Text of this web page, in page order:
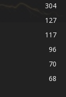
304
127
117
96
70
68